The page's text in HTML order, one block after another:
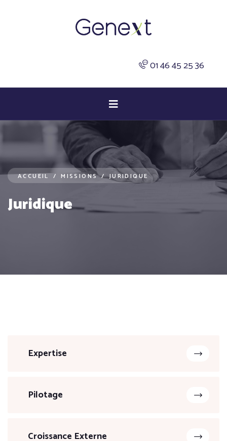
01 46 45 25 36
ACCUEIL / MISSIONS / JURIDIQUE
Juridique
Expertise
Pilotage
Croissance Externe